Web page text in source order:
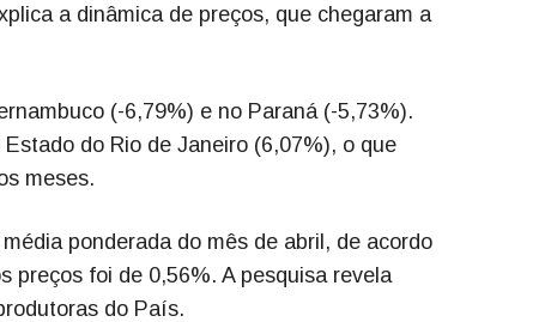
a dinâmica de preços, que chegaram a
(-6,79%) e no Paraná (-5,73%).
do Rio de Janeiro (6,07%), o que
meses.
ponderada do mês de abril, de acordo
preços foi de 0,56%. A pesquisa revela
do País.